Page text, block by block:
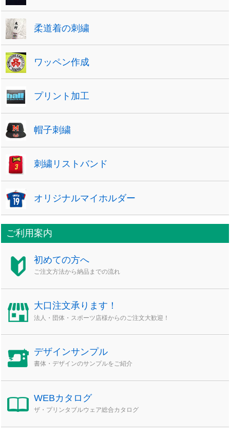
柔道着の刺繍
ワッペン作成
プリント加工
帽子刺繍
刺繍リストバンド
オリジナルマイホルダー
ご利用案内
初めての方へ
ご注文方法から納品までの流れ
大口注文承ります！
法人・団体・スポーツ店様からのご注文大歓迎！
デザインサンプル
書体・デザインのサンプルをご紹介
WEBカタログ
ザ・プリンタブルウェア総合カタログ